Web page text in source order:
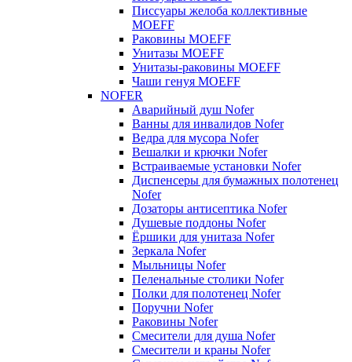
Писсуары желоба коллективные
MOEFF
Раковины MOEFF
Унитазы MOEFF
Унитазы-раковины MOEFF
Чаши генуя MOEFF
NOFER
Аварийный душ Nofer
Ванны для инвалидов Nofer
Ведра для мусора Nofer
Вешалки и крючки Nofer
Встраиваемые установки Nofer
Диспенсеры для бумажных полотенец
Nofer
Дозаторы антисептика Nofer
Душевые поддоны Nofer
Ёршики для унитаза Nofer
Зеркала Nofer
Мыльницы Nofer
Пеленальные столики Nofer
Полки для полотенец Nofer
Поручни Nofer
Раковины Nofer
Смесители для душа Nofer
Смесители и краны Nofer